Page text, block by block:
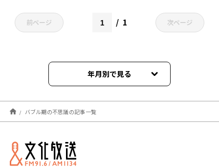
前ページ 1 次ページ
年月別で見る
2022年01月
バブル期の不思議の記事一覧